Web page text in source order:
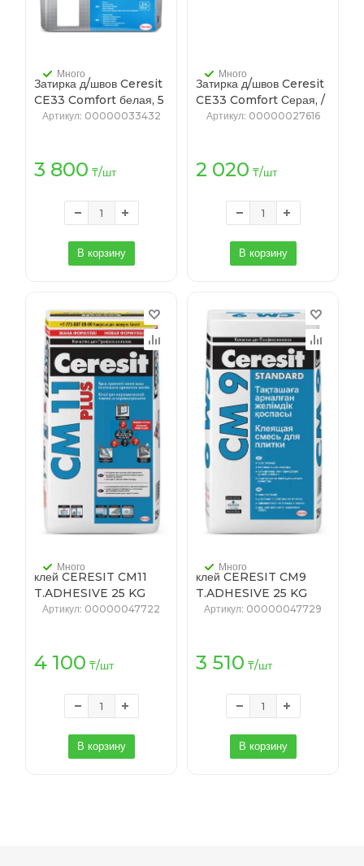
Затирка д/швов Ceresit
CE33 Comfort белая, 5
кг/4/
Много
Артикул: 00000033432
3 800 ₸/шт
В корзину
Затирка д/швов Ceresit
CE33 Comfort Серая, /
№07/2кг/12/
Много
Артикул: 00000027616
2 020 ₸/шт
В корзину
клей CERESIT CM11
T.ADHESIVE 25 KG
KZ/RU (48)
Много
Артикул: 00000047722
4 100 ₸/шт
В корзину
клей CERESIT CM9
T.ADHESIVE 25 KG
KZ/RU (48)
Много
Артикул: 00000047729
3 510 ₸/шт
В корзину